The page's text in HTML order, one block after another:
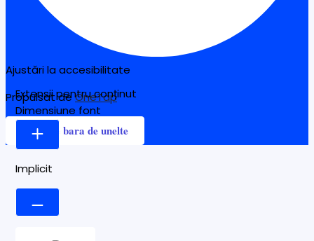
Ajustări la accesibilitate
Propulsat deOneTap
Ascunde bara de unelte
Extensii pentru conținut
Dimensiune font
Implicit